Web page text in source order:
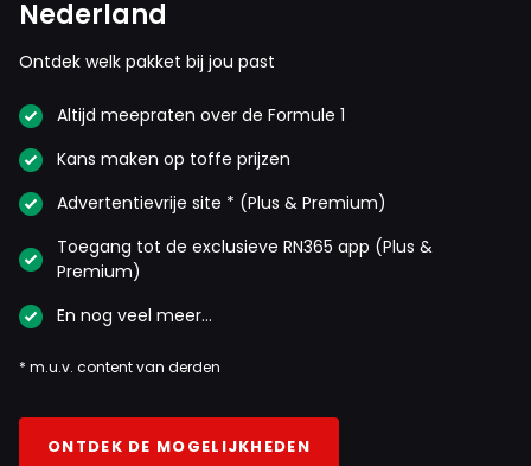
Nederland
Ontdek welk pakket bij jou past
Altijd meepraten over de Formule 1
Kans maken op toffe prijzen
Advertentievrije site * (Plus & Premium)
Toegang tot de exclusieve RN365 app (Plus &
Premium)
En nog veel meer…
* m.u.v. content van derden
ONTDEK DE MOGELIJKHEDEN